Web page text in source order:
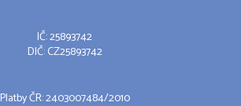
IČ: 25893742
DIČ: CZ25893742
Platby ČR: 2403007484/2010